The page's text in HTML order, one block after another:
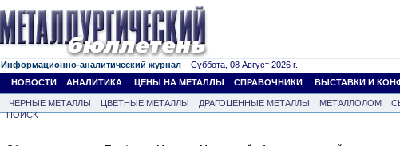
Информационно-аналитический журнал Суббота, 08 Август 2026 г.
НОВОСТИ
АНАЛИТИКА ЦЕНЫ НА МЕТАЛЛЫ СПРАВОЧНИКИ ВЫСТАВКИ И
ЧЕРНЫЕ МЕТАЛЛЫ ЦВЕТНЫЕ МЕТАЛЛЫ ДРАГОЦЕННЫЕ МЕТАЛЛЫ МЕТАЛЛОЛОМ
ПОИСК